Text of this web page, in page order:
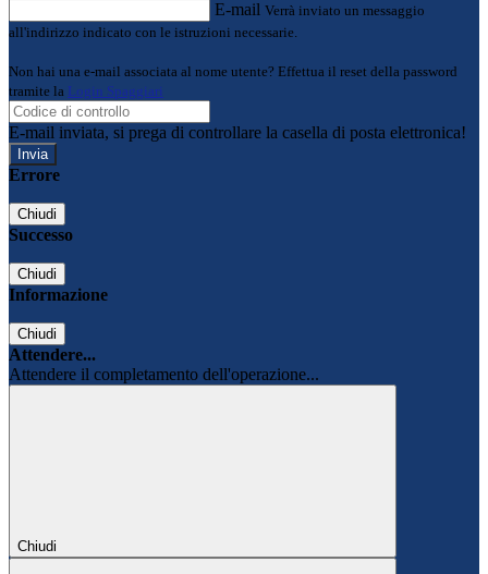
E-mail Verrà inviato un messaggio
all'indirizzo indicato con le istruzioni necessarie.
Non hai una e-mail associata al nome utente? Effettua il reset della password
tramite la Login Spaggiari
E-mail inviata, si prega di controllare la casella di posta elettronica!
Errore
Chiudi
Successo
Chiudi
Informazione
Chiudi
Attendere...
Attendere il completamento dell'operazione...
Chiudi